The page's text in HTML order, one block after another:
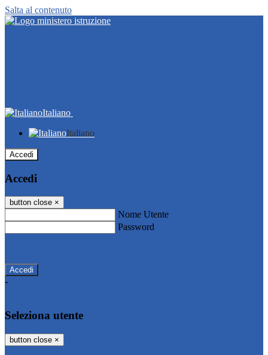
Salta al contenuto
Italiano
Italiano
Accedi
Accedi
button close ×
Nome Utente
Password
-
Seleziona utente
button close ×